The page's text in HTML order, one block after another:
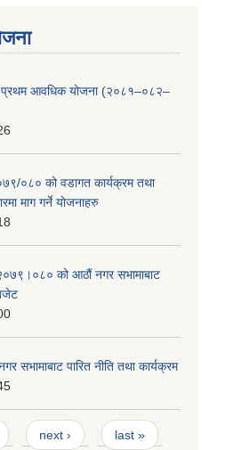
प्रथम आवधिक योजना (२०८१–०८२–
०८० को वडागत कार्यक्रम तथा
माग गर्ने याेजनाहरु
को आठौं नगर सभामाबाट
पारित नीति तथा कार्यक्रम
next › last »